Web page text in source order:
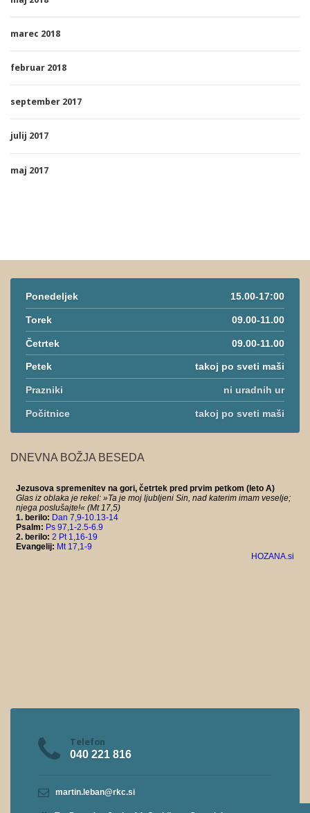
marec 2018
februar 2018
september 2017
julij 2017
maj 2017
Ponedeljek 15.00-17:00
Torek 09.00-11.00
Četrtek 09.00-11.00
Petek takoj po sveti maši
Prazniki ni uradnih ur
Počitnice takoj po sveti maši
DNEVNA BOŽJA BESEDA
Telefon
040 221 816
martin.leban@rkc.si